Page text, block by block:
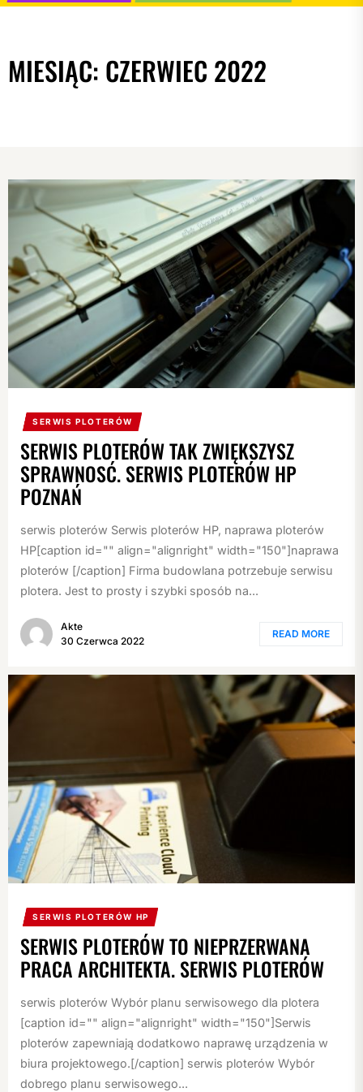
MIESIĄC: CZERWIEC 2022
SERWIS PLOTERÓW
SERWIS PLOTERÓW TAK ZWIĘKSZYSZ
SPRAWNOSĆ. SERWIS PLOTERÓW HP
POZNAŃ
serwis ploterów Serwis ploterów HP, naprawa ploterów
HP[caption id="" align="alignright" width="150"]naprawa
ploterów [/caption] Firma budowlana potrzebuje serwisu
plotera. Jest to prosty i szybki sposób na...
Akte
30 Czerwca 2022
READ MORE
SERWIS PLOTERÓW HP
SERWIS PLOTERÓW TO NIEPRZERWANA
PRACA ARCHITEKTA. SERWIS PLOTERÓW
serwis ploterów Wybór planu serwisowego dla plotera
[caption id="" align="alignright" width="150"]Serwis
ploterów zapewniają dodatkowo naprawę urządzenia w
biura projektowego.[/caption] serwis ploterów Wybór
dobrego planu serwisowego...